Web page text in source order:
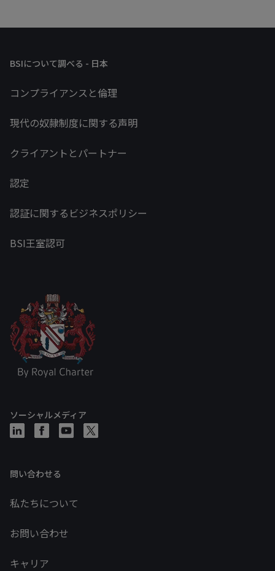
BSIについて調べる - 日本
コンプライアンスと倫理
現代の奴隷制度に関する声明
クライアントとパートナー
認定
認証に関するビジネスポリシー
BSI王室認可
ソーシャルメディア
問い合わせる
私たちについて
お問い合わせ
キャリア